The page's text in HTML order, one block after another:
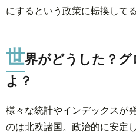
にするという政策に転換してる
世界がどうした？
よ？
様々な統計やインデックスが
のは北欧諸国。政治的に安定